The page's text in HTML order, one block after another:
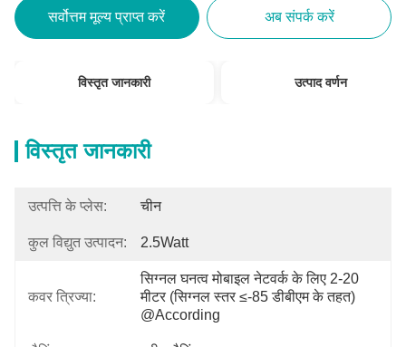
सर्वोत्तम मूल्य प्राप्त करें अब संपर्क करें
विस्तृत जानकारी उत्पाद वर्णन
विस्तृत जानकारी
उत्पत्ति के प्लेस: चीन
कुल विद्युत उत्पादन: 2.5Watt
कवर त्रिज्या:
सिग्नल घनत्व मोबाइल नेटवर्क के लिए 2-20
मीटर (सिग्नल स्तर ≤-85 डीबीएम के तहत)
@according